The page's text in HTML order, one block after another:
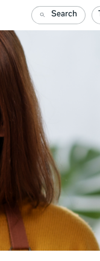
Search